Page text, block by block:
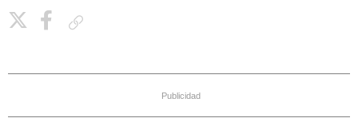
Publicidad